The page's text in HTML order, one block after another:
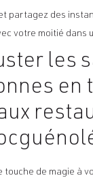
partagez des
votre moitié dans
les
en
touche de magie à